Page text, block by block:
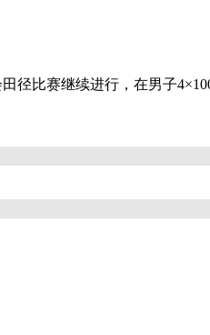
径比赛继续进行，在男子